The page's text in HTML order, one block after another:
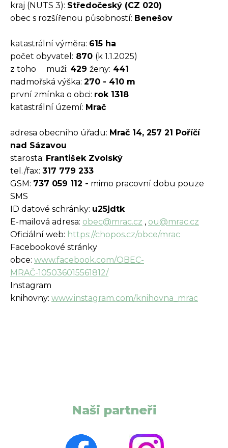
kraj (NUTS 3): Středočeský (CZ 020)
obec s rozšířenou působností: Benešov
katastrální výměra: 615 ha
počet obyvatel: 870 (k 1.1.2025)
z toho muži: 429 ženy: 441
nadmořská výška: 270 - 410 m
první zmínka o obci: rok 1318
katastrální území: Mrač
adresa obecního úřadu: Mrač 14, 257 21 Poříčí
nad Sázavou
starosta: František Zvolský
tel./fax: 317 779 233
GSM: 737 059 112 - mimo pracovní dobu pouze
SMS
ID datové schránky: u25jdtk
E-mailová adresa: obec@mrac.cz , ou@mrac.cz
Oficiální web: https://chopos.cz/obce/mrac
Facebookové stránky
obce: www.facebook.com/OBEC-
MRAČ-105036015561812/
Instagram
knihovny: www.instagram.com/knihovna_mrac
Naši partneři